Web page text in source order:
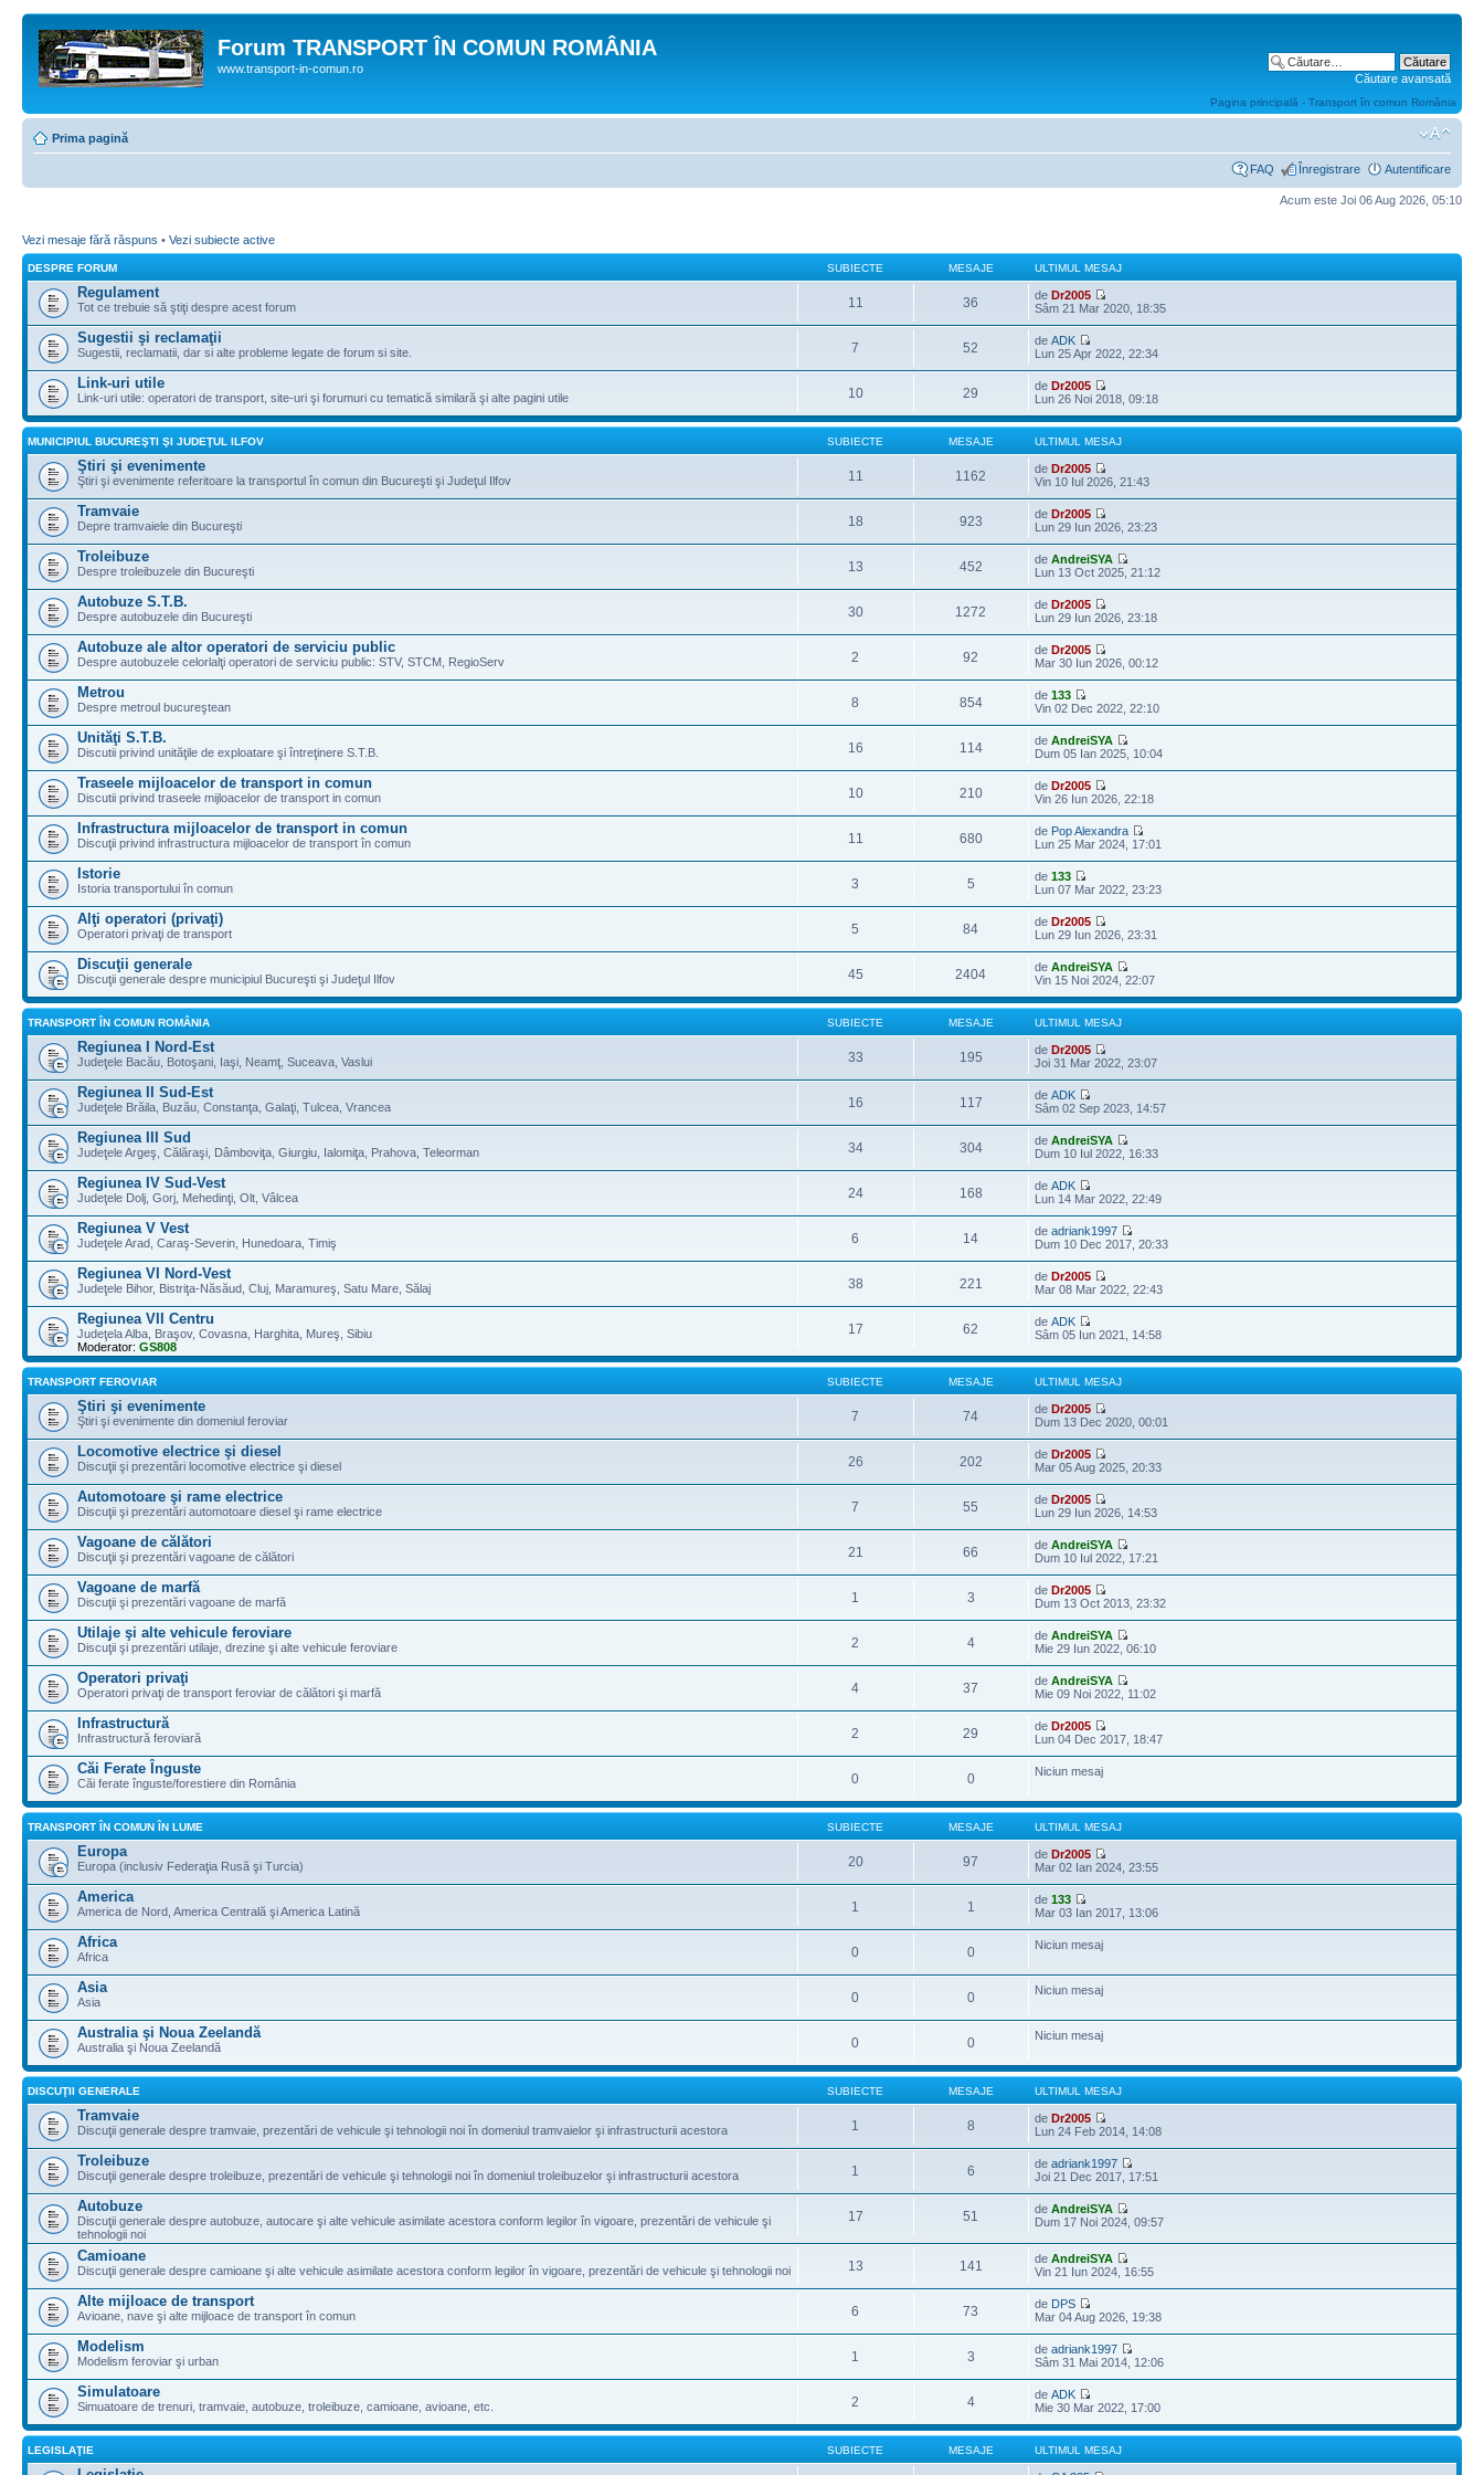
Forum TRANSPORT ÎN COMUN ROMÂNIA
www.transport-in-comun.ro
Căutare avansată
Pagina principală - Transport în comun România
Prima pagină
FAQ Înregistrare Autentificare
Acum este Joi 06 Aug 2026, 05:10
Vezi mesaje fără răspuns • Vezi subiecte active
DESPRE FORUM SUBIECTE MESAJE ULTIMUL MESAJ
Regulament
Tot ce trebuie să ştiţi despre acest forum 11 36 deDr2005
Sâm 21 Mar 2020, 18:35
Sugestii şi reclamaţii
Sugestii, reclamatii, dar si alte probleme legate de forum si site. 7 52 deADK
Lun 25 Apr 2022, 22:34
Link-uri utile
Link-uri utile: operatori de transport, site-uri şi forumuri cu tematică similară şi alte pagini utile 10 29 deDr2005
Lun 26 Noi 2018, 09:18
MUNICIPIUL BUCUREŞTI ŞI JUDEŢUL ILFOV SUBIECTE MESAJE ULTIMUL MESAJ
Ştiri şi evenimente
Ştiri şi evenimente referitoare la transportul în comun din Bucureşti şi Judeţul Ilfov 11 1162 deDr2005
Vin 10 Iul 2026, 21:43
Tramvaie
Depre tramvaiele din Bucureşti 18 923 deDr2005
Lun 29 Iun 2026, 23:23
Troleibuze
Despre troleibuzele din Bucureşti 13 452 deAndreiSYA
Lun 13 Oct 2025, 21:12
Autobuze S.T.B.
Despre autobuzele din Bucureşti 30 1272 deDr2005
Lun 29 Iun 2026, 23:18
Autobuze ale altor operatori de serviciu public
Despre autobuzele celorlalţi operatori de serviciu public: STV, STCM, RegioServ 2 92 deDr2005
Mar 30 Iun 2026, 00:12
Metrou
Despre metroul bucureştean 8 854 de133
Vin 02 Dec 2022, 22:10
Unităţi S.T.B.
Discutii privind unităţile de exploatare şi întreţinere S.T.B. 16 114 deAndreiSYA
Dum 05 Ian 2025, 10:04
Traseele mijloacelor de transport in comun
Discutii privind traseele mijloacelor de transport in comun 10 210 deDr2005
Vin 26 Iun 2026, 22:18
Infrastructura mijloacelor de transport in comun
Discuţii privind infrastructura mijloacelor de transport în comun 11 680 de Pop Alexandra
Lun 25 Mar 2024, 17:01
Istorie
Istoria transportului în comun 3 5 de133
Lun 07 Mar 2022, 23:23
Alţi operatori (privaţi)
Operatori privaţi de transport 5 84 deDr2005
Lun 29 Iun 2026, 23:31
Discuţii generale
Discuţii generale despre municipiul Bucureşti şi Judeţul Ilfov 45 2404 deAndreiSYA
Vin 15 Noi 2024, 22:07
TRANSPORT ÎN COMUN ROMÂNIA SUBIECTE MESAJE ULTIMUL MESAJ
Regiunea I Nord-Est
Judeţele Bacău, Botoşani, Iaşi, Neamţ, Suceava, Vaslui 33 195 deDr2005
Joi 31 Mar 2022, 23:07
Regiunea II Sud-Est
Judeţele Brăila, Buzău, Constanţa, Galaţi, Tulcea, Vrancea 16 117 deADK
Sâm 02 Sep 2023, 14:57
Regiunea III Sud
Judeţele Argeş, Călăraşi, Dâmboviţa, Giurgiu, Ialomiţa, Prahova, Teleorman 34 304 deAndreiSYA
Dum 10 Iul 2022, 16:33
Regiunea IV Sud-Vest
Judeţele Dolj, Gorj, Mehedinţi, Olt, Vâlcea 24 168 deADK
Lun 14 Mar 2022, 22:49
Regiunea V Vest
Judeţele Arad, Caraş-Severin, Hunedoara, Timiş 6 14 deadriank1997
Dum 10 Dec 2017, 20:33
Regiunea VI Nord-Vest
Judeţele Bihor, Bistriţa-Năsăud, Cluj, Maramureş, Satu Mare, Sălaj 38 221 deDr2005
Mar 08 Mar 2022, 22:43
Regiunea VII Centru
Judeţela Alba, Braşov, Covasna, Harghita, Mureş, Sibiu
Moderator: GS808
17 62 deADK
Sâm 05 Iun 2021, 14:58
TRANSPORT FEROVIAR SUBIECTE MESAJE ULTIMUL MESAJ
Ştiri şi evenimente
Ştiri şi evenimente din domeniul feroviar 7 74 deDr2005
Dum 13 Dec 2020, 00:01
Locomotive electrice şi diesel
Discuţii şi prezentări locomotive electrice şi diesel 26 202 deDr2005
Mar 05 Aug 2025, 20:33
Automotoare şi rame electrice
Discuţii şi prezentări automotoare diesel şi rame electrice 7 55 deDr2005
Lun 29 Iun 2026, 14:53
Vagoane de călători
Discuţii şi prezentări vagoane de călători 21 66 deAndreiSYA
Dum 10 Iul 2022, 17:21
Vagoane de marfă
Discuţii şi prezentări vagoane de marfă 1 3 deDr2005
Dum 13 Oct 2013, 23:32
Utilaje şi alte vehicule feroviare
Discuţii şi prezentări utilaje, drezine şi alte vehicule feroviare 2 4 deAndreiSYA
Mie 29 Iun 2022, 06:10
Operatori privaţi
Operatori privaţi de transport feroviar de călători şi marfă 4 37 deAndreiSYA
Mie 09 Noi 2022, 11:02
Infrastructură
Infrastructură feroviară 2 29 deDr2005
Lun 04 Dec 2017, 18:47
Căi Ferate Înguste
Căi ferate înguste/forestiere din România 0 0 Niciun mesaj
TRANSPORT ÎN COMUN ÎN LUME SUBIECTE MESAJE ULTIMUL MESAJ
Europa
Europa (inclusiv Federaţia Rusă şi Turcia) 20 97 deDr2005
Mar 02 Ian 2024, 23:55
America
America de Nord, America Centrală şi America Latină 1 1 de133
Mar 03 Ian 2017, 13:06
Africa
Africa 0 0 Niciun mesaj
Asia
Asia 0 0 Niciun mesaj
Australia şi Noua Zeelandă
Australia şi Noua Zeelandă 0 0 Niciun mesaj
DISCUŢII GENERALE SUBIECTE MESAJE ULTIMUL MESAJ
Tramvaie
Discuţii generale despre tramvaie, prezentări de vehicule şi tehnologii noi în domeniul tramvaielor şi infrastructurii acestora 1 8 deDr2005
Lun 24 Feb 2014, 14:08
Troleibuze
Discuţii generale despre troleibuze, prezentări de vehicule şi tehnologii noi în domeniul troleibuzelor şi infrastructurii acestora 1 6 deadriank1997
Joi 21 Dec 2017, 17:51
Autobuze
Discuţii generale despre autobuze, autocare şi alte vehicule asimilate acestora conform legilor în vigoare, prezentări de vehicule şi
tehnologii noi
17 51 deAndreiSYA
Dum 17 Noi 2024, 09:57
Camioane
Discuţii generale despre camioane şi alte vehicule asimilate acestora conform legilor în vigoare, prezentări de vehicule şi tehnologii noi 13 141 deAndreiSYA
Vin 21 Iun 2024, 16:55
Alte mijloace de transport
Avioane, nave şi alte mijloace de transport în comun 6 73 de DPS
Mar 04 Aug 2026, 19:38
Modelism
Modelism feroviar şi urban 1 3 deadriank1997
Sâm 31 Mai 2014, 12:06
Simulatoare
Simuatoare de trenuri, tramvaie, autobuze, troleibuze, camioane, avioane, etc. 2 4 deADK
Mie 30 Mar 2022, 17:00
LEGISLAŢIE SUBIECTE MESAJE ULTIMUL MESAJ